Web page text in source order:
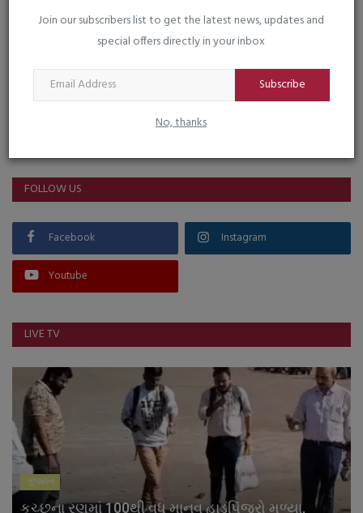
Join our subscribers list to get the latest news, updates and
special offers directly in your inbox
Subscribe
No, thanks
FOLLOW US
Facebook Instagram
Youtube
LIVE TV
ગુજરાત
કચ્છના રણમાં 100થી વધુ માનવ હાડપિંજરો મળ્યા,